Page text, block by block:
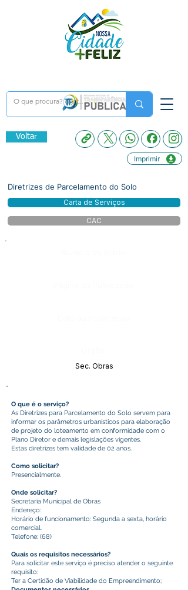
Voltar
Imprimir
Diretrizes de Parcelamento do Solo
Carta de Serviços
CAC
Sec. Obras
O que é o serviço?
As Diretrizes para Parcelamento do Solo servem para
informar os parâmetros urbanísticos para elaboração
de projeto do loteamento em conformidade com o
Plano Diretor e demais legislações vigentes.
Estas diretrizes tem validade de 02 anos.
Como solicitar?
Presencialmente.
Onde solicitar?
Secretaria Municipal de Obras
Endereço:
Horário de funcionamento: Segunda a sexta, horário
comercial.
Telefone: (68)
Quais os requisitos necessários?
Para solicitar este serviço é preciso atender o seguinte
requisito:
Ter a Certidão de Viabilidade do Empreendimento;